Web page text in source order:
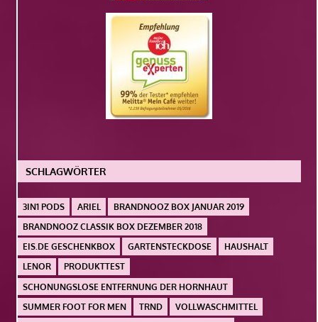
SCHLAGWÖRTER
3IN1 PODS ARIEL
BRANDNOOZ BOX JANUAR 2019
BRANDNOOZ CLASSIK BOX DEZEMBER 2018
EIS.DE GESCHENKBOX
GARTENSTECKDOSE
HAUSHALT
LENOR
PRODUKTTEST
SCHONUNGSLOSE ENTFERNUNG DER HORNHAUT
SUMMER FOOT FOR MEN
TRND
VOLLWASCHMITTEL